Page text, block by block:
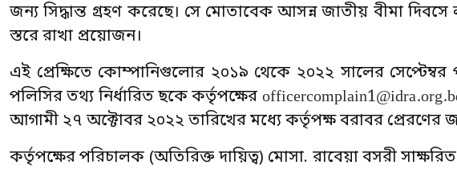
জন্য সিদ্ধান্ত গ্রহণ করেছে। সে মোতাবেক আসন্ন জাতীয় বীমা
স্তরে রাখা প্রয়োজন।
এই প্রেক্ষিতে কোম্পানিগুলোর ২০১৯ থেকে ২০২২ সালের সেপ্টেম্বর
পলিসির তথ্য নির্ধারিত ছকে কর্তৃপক্ষের
আগামী ২৭ অক্টোবর ২০২২ তারিখের মধ্যে কর্তৃপক্ষ বরাবর প্রেরণের
কর্তৃপক্ষের পরিচালক (অতিরিক্ত দায়িত্ব) মোসা. রাবেয়া বসরী